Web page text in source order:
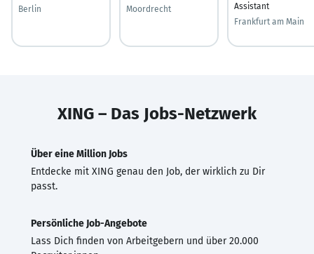
Berlin
Moordrecht
Assistant
Frankfurt am Main
XING – Das Jobs-Netzwerk
Über eine Million Jobs
Entdecke mit XING genau den Job, der wirklich zu Dir
passt.
Persönliche Job-Angebote
Lass Dich finden von Arbeitgebern und über 20.000